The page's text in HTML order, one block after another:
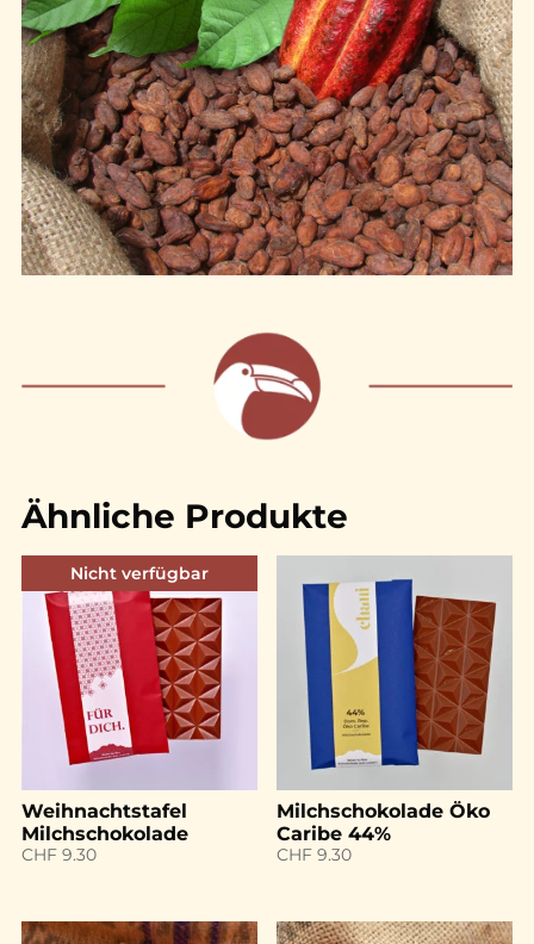
Ähnliche Produkte
Weihnachtstafel
Milchschokolade
CHF9.30
Nicht verfügbar
Milchschokolade Öko
Caribe 44%
CHF 9.30